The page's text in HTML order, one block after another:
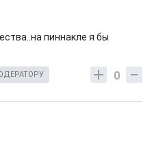
пиннакле я бы
0